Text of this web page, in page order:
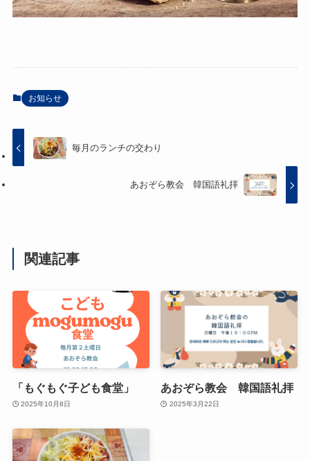
お知らせ
毎月のランチの交わり
あおぞら教会 韓国語礼拝
関連記事
「もぐもぐ子ども食堂」
2025年10月8日
あおぞら教会 韓国語礼拝
2025年3月22日